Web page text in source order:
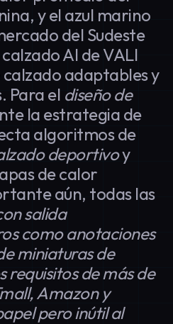
y el azul marino
del Sudeste
AI de VALI
adaptables y
Para el diseño de
la estrategia de
algoritmos de
deportivoy
de calor
aún, todas las
salida
como anotaciones
miniaturas de
de más de
Amazon y
pero inútil al